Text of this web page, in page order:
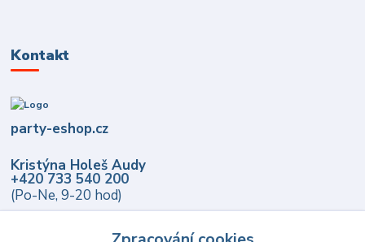
Kontakt
party-eshop.cz
Kristýna Holeš Audy
+420 733 540 200
(Po-Ne, 9-20 hod)